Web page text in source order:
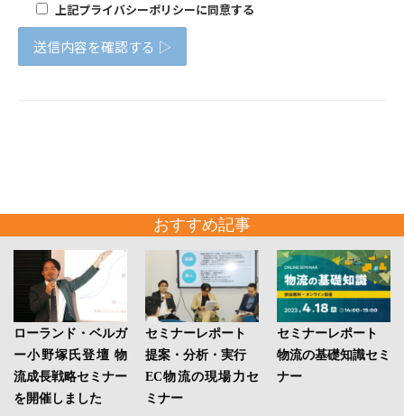
おすすめ記事
ローランド・ベルガ
ー小野塚氏登壇 物
流成長戦略セミナー
を開催しました
セミナーレポート
提案・分析・実行
EC物流の現場力セ
ミナー
セミナーレポート
物流の基礎知識セミ
ナー